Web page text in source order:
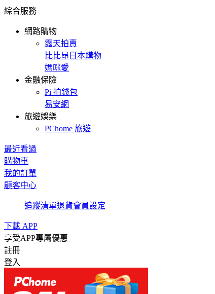
綜合服務
網路購物
露天拍賣
比比昂日本購物
媽咪愛
金融保險
Pi 拍錢包
易安網
旅遊娛樂
PChome 旅遊
最近看過
購物車
我的訂單
顧客中心
追蹤清單退貨會員設定
下載 APP
享受APP專屬優惠
註冊
登入